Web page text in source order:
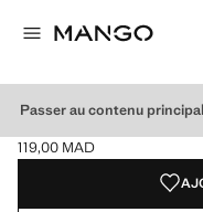
Passer au contenu principal
T-SHIRT MANCHES
Prix actuel [119,00 MAD ]
119,00 MAD
Choisissez une couleur